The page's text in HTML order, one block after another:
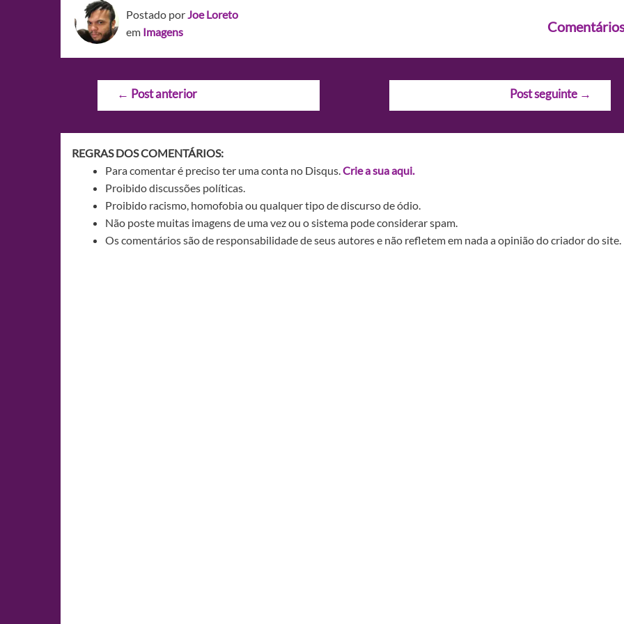
Postado porJoe Loreto
em Imagens
Navegação
← Post anterior Post seguinte →
REGRAS DOS COMENTÁRIOS:
Para comentar é preciso ter uma conta no Disqus.Crie a sua aqui.
Proibido discussões políticas.
Proibido racismo, homofobia ou qualquer tipo de discurso de ódio.
Não poste muitas imagens de uma vez ou o sistema pode considerar spam.
Os comentários são de responsabilidade de seus autores e não refletem em nada a opinião do criador do site.